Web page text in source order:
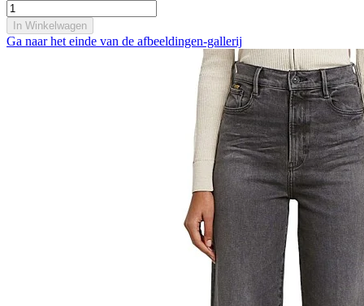
In Winkelwagen
Ga naar het einde van de afbeeldingen-gallerij